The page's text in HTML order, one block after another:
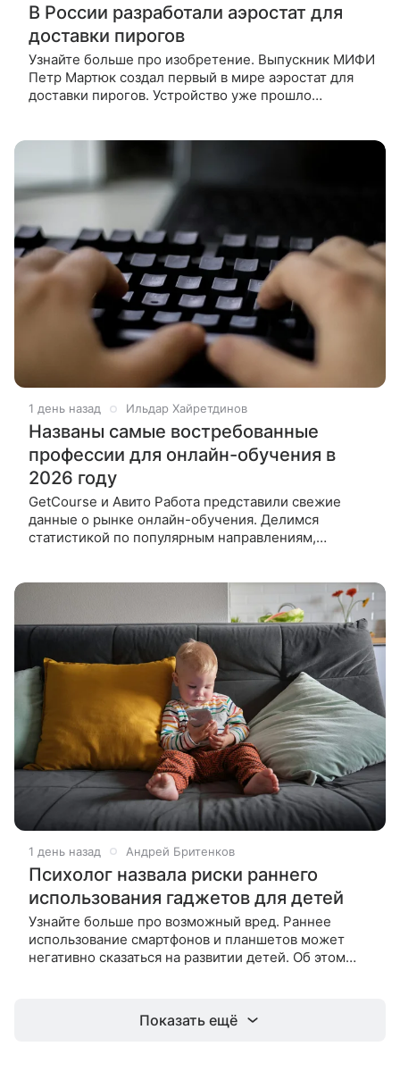
В России разработали аэростат для
доставки пирогов
Узнайте больше про изобретение. Выпускник МИФИ
Петр Мартюк создал первый в мире аэростат для
доставки пирогов. Устройство уже прошло
1 день назад Ильдар Хайретдинов
Названы самые востребованные
профессии для онлайн-обучения в
2026 году
GetCourse и Авито Работа представили свежие
данные о рынке онлайн-обучения. Делимся
статистикой по популярным направлениям,
1 день назад Андрей Бритенков
Психолог назвала риски раннего
использования гаджетов для детей
Узнайте больше про возможный вред. Раннее
использование смартфонов и планшетов может
негативно сказаться на развитии детей. Об этом
Показать ещё